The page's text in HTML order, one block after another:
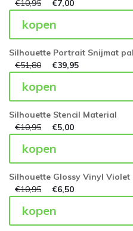
€10,95 €7,00
kopen
Silhouette Portrait Snijmat
€51,80 €39,95
kopen
Silhouette Stencil Material
€10,95 €5,00
kopen
Silhouette Glossy Vinyl Violet
€10,95 €6,50
kopen